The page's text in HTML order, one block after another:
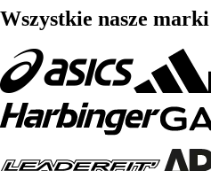
Wszystkie nasze marki